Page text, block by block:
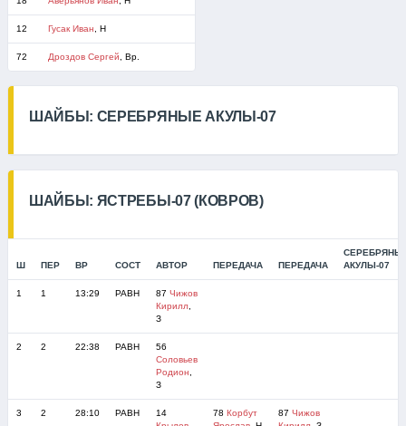
12 Гусак Иван , Н
72 Дроздов Сергей , Вр.
ШАЙБЫ: СЕРЕБРЯНЫЕ АКУЛЫ-07
ШАЙБЫ: ЯСТРЕБЫ-07 (КОВРОВ)
Ш ПЕР ВР СОСТ АВТОР ПЕРЕДАЧА ПЕРЕДАЧА
АКУЛЫ-07
1 1 13:29 РАВН 87 Чижов
Кирилл,
З
2 2 22:38 РАВН
56
Соловьев
Родион
З
3 2 28:10 РАВН
14
78 Корбут
87 Чижов